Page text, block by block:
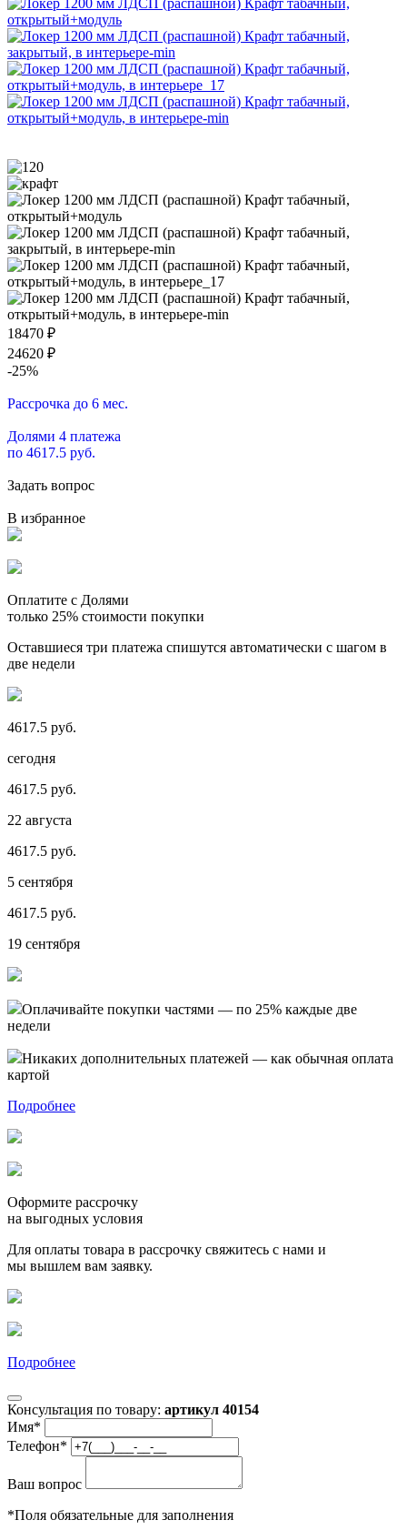
18470 ₽
24620 ₽
-25%
Рассрочка до 6 мес.
Долями 4 платежа
по 4617.5 руб.
Задать вопрос
В избранное
Оплатите с Долями
только 25% стоимости покупки
Оставшиеся три платежа спишутся автоматически с шагом в
две недели
4617.5 руб.
сегодня
4617.5 руб.
22 августа
4617.5 руб.
5 сентября
4617.5 руб.
19 сентября
Оплачивайте покупки частями — по 25% каждые две
недели
Никаких дополнительных платежей — как обычная оплата
картой
Подробнее
Оформите рассрочку
на выгодных условия
Для оплаты товара в рассрочку свяжитесь с нами и
мы вышлем вам заявку.
Подробнее
Консультация по товару: артикул 40154
Имя*
Телефон*
Ваш вопрос
*Поля обязательные для заполнения